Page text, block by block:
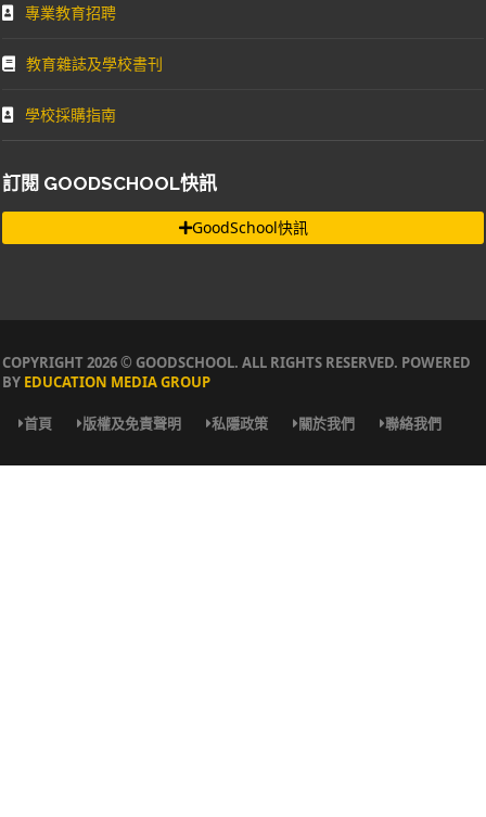
專業教育招聘
教育雜誌及學校書刊
學校採購指南
訂閱 GOODSCHOOL快訊
GoodSchool快訊
COPYRIGHT 2026 © GOODSCHOOL. ALL RIGHTS RESERVED. POWERED
BY EDUCATION MEDIA GROUP
首頁 版權及免責聲明 私隱政策 關於我們 聯絡我們